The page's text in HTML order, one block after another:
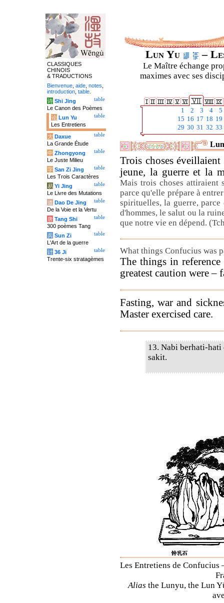
Lun Yu –
Le Maître échange
maximes avec ses
1 2 3 4
5
15 16 17 18 19
29 30 31 32 33
Trois choses
jeune, la guerre et la
Mais trois choses attiraient
parce qu'elle prépare à
spirituelles, la guerre,
d'hommes, le salut ou la
que notre vie en dépend.
What things Confucius was
The things in
greatest caution were –
Fasting, war and
Master exercised care.
13. Nabi berhati-hati
sakit.
Les Entretiens de
Alias the Lunyu, the Lun
CLASSIQUES
CHINOIS
& TRADUCTIONS
Bienvenue aide notes
introduction table
table
诗 Shi Jing
Le Canon des Poèmes
table
论 Lun Yu
Les Entretiens
table
大 Daxue
La Grande Étude
table
中 Zhongyong
Le Juste Milieu
table
字 San Zi Jing
Les Trois Caractères
table
易 Yi Jing
Le Livre des Mutations
table
道 Dao De Jing
De la Voie et la Vertu
table
唐 Tang Shi
300 poèmes Tang
table
兵 Sun Zi
L'Art de la guerre
table
计 36 Ji
Trente-six stratagèmes